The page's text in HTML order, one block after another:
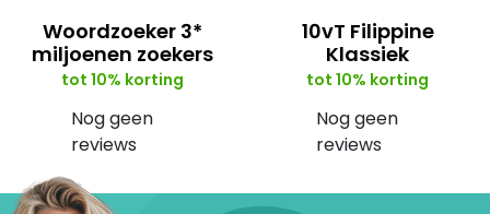
Woordzoeker 3*
miljoenen zoekers
tot 10% korting
Nog geen
reviews
10vT Filippine
Klassiek
tot 10% korting
Nog geen
reviews